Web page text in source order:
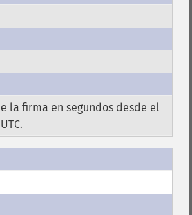
la firma en segundos desde el